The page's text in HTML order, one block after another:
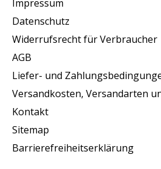
Impressum
Datenschutz
Widerrufsrecht für Verbraucher
AGB
Liefer- und
Versandkosten, Versandarten
Kontakt
Sitemap
Barrierefreiheitserklärung